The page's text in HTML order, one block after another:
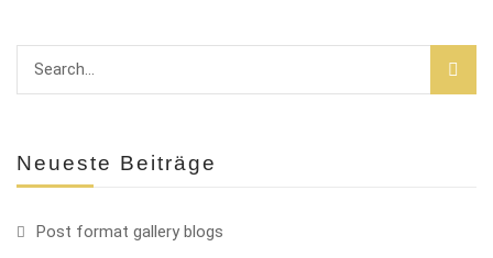
Neueste Beiträge
Post format gallery blogs